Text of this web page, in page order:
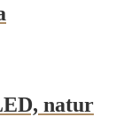
natur